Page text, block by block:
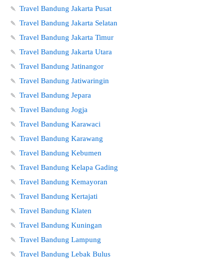
🍡 Travel Bandung Jakarta Pusat
🍡 Travel Bandung Jakarta Selatan
🍡 Travel Bandung Jakarta Timur
🍡 Travel Bandung Jakarta Utara
🍡 Travel Bandung Jatinangor
🍡 Travel Bandung Jatiwaringin
🍡 Travel Bandung Jepara
🍡 Travel Bandung Jogja
🍡 Travel Bandung Karawaci
🍡 Travel Bandung Karawang
🍡 Travel Bandung Kebumen
🍡 Travel Bandung Kelapa Gading
🍡 Travel Bandung Kemayoran
🍡 Travel Bandung Kertajati
🍡 Travel Bandung Klaten
🍡 Travel Bandung Kuningan
🍡 Travel Bandung Lampung
🍡 Travel Bandung Lebak Bulus